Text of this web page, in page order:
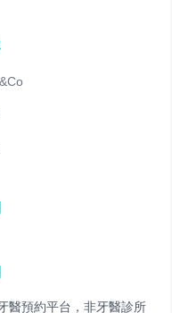
醫預約平台，非牙醫診所